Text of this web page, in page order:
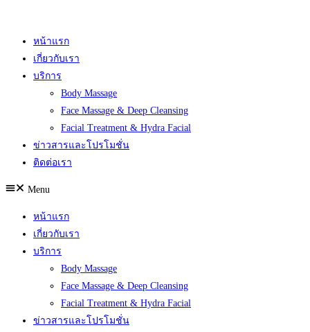
หน้าแรก
เกี่ยวกับเรา
บริการ
Body Massage
Face Massage & Deep Cleansing
Facial Treatment & Hydra Facial
ข่าวสารและโปรโมชั่น
ติดต่อเรา
Menu
หน้าแรก
เกี่ยวกับเรา
บริการ
Body Massage
Face Massage & Deep Cleansing
Facial Treatment & Hydra Facial
ข่าวสารและโปรโมชั่น